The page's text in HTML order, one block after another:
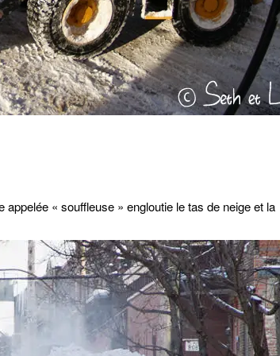
« souffleuse » engloutie le tas de neige et la